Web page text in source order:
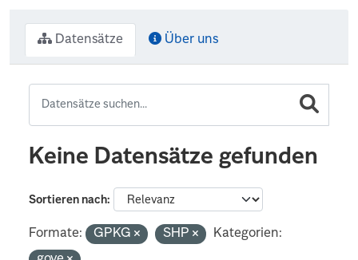
Datensätze Über uns
Keine Datensätze gefunden
Sortieren nach
Formate: GPKG SHP
Kategorien: